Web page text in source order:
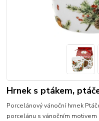
Hrnek s ptákem,
Porcelánový vánoční hrnek
porcelánu s vánočním motivem